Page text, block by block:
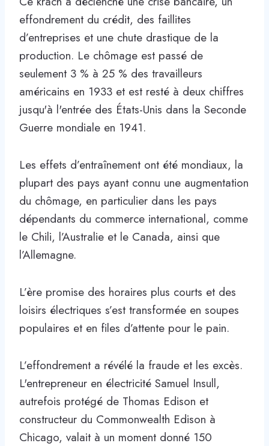
effondrement du crédit, des faillites
d’entreprises et une chute drastique de la
production. Le chômage est passé de
seulement 3 % à 25 % des travailleurs
américains en 1933 et est resté à deux chiffres
jusqu'à l'entrée des États-Unis dans la Seconde
Guerre mondiale en 1941.
Les effets d’entraînement ont été mondiaux, la
plupart des pays ayant connu une augmentation
du chômage, en particulier dans les pays
dépendants du commerce international, comme
le Chili, l’Australie et le Canada, ainsi que
l’Allemagne.
L’ère promise des horaires plus courts et des
loisirs électriques s’est transformée en soupes
populaires et en files d’attente pour le pain.
L’effondrement a révélé la fraude et les excès.
L'entrepreneur en électricité Samuel Insull,
autrefois protégé de Thomas Edison et
constructeur du Commonwealth Edison à
Chicago, valait à un moment donné 150